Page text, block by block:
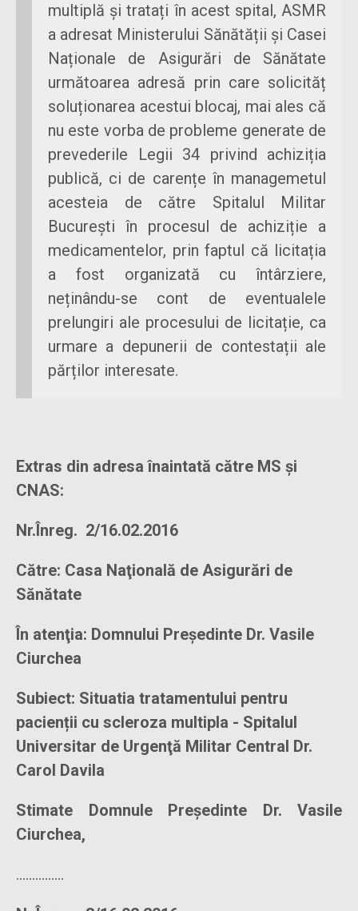
multiplă și tratați în acest spital, ASMR
a adresat Ministerului Sănătății și Casei
Naționale de Asigurări de Sănătate
următoarea adresă prin care solicităț
soluționarea acestui blocaj, mai ales că
nu este vorba de probleme generate de
prevederile Legii 34 privind achiziția
publică, ci de carențe în managemetul
acesteia de către Spitalul Militar
București în procesul de achiziție a
medicamentelor, prin faptul că licitația
a fost organizată cu întârziere,
neținându-se cont de eventualele
prelungiri ale procesului de licitație, ca
urmare a depunerii de contestații ale
părților interesate.
Extras din adresa înaintată către MS și
CNAS:
Nr.Înreg. 2/16.02.2016
Către: Casa Naţională de Asigurări de
Sănătate
În atenţia: Domnului Preşedinte Dr. Vasile
Ciurchea
Subiect: Situatia tratamentului pentru
pacienții cu scleroza multipla - Spitalul
Universitar de Urgenţă Militar Central Dr.
Carol Davila
Stimate Domnule Preşedinte Dr. Vasile
Ciurchea,
...............